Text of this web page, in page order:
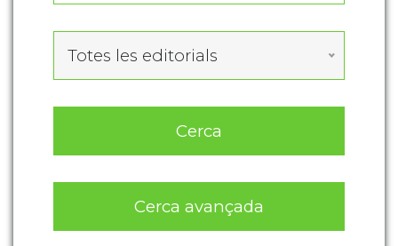
Totes les editorials
Cerca
Cerca avançada